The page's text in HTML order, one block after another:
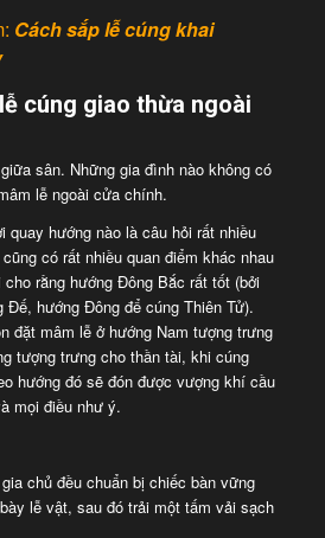
Cách sắp lễ cúng khai
cúng giao thừa ngoài
sân. Những gia đình nào không có
lễ ngoài cửa chính.
quay hướng nào là câu hỏi rất nhiều
có rất nhiều quan điểm khác nhau
rằng hướng Đông Bắc rất tốt (bởi
Đế, hướng Đông để cúng Thiên Tử).
đặt mâm lễ ở hướng Nam tượng trưng
tượng trưng cho thần tài, khi cúng
hướng đó sẽ đón được vượng khí cầu
mọi điều như ý.
chủ đều chuẩn bị chiếc bàn vững
lễ vật, sau đó trải một tấm vải sạch